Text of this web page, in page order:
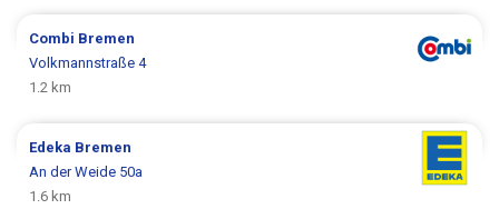
Combi Bremen
Volkmannstraße 4
1.2 km
Edeka Bremen
An der Weide 50a
1.6 km